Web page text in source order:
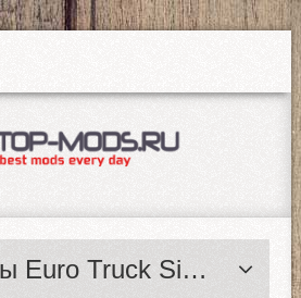
Truck Simulator 2